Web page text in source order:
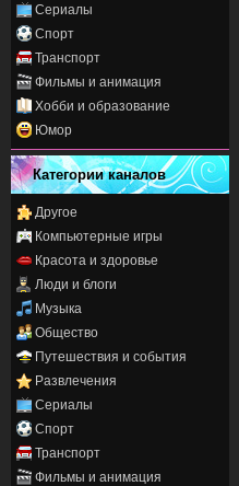
Сериалы
Спорт
Транспорт
Фильмы и анимация
Хобби и образование
Юмор
Категории каналов
Другое
Компьютерные игры
Красота и здоровье
Люди и блоги
Музыка
Общество
Путешествия и события
Развлечения
Сериалы
Спорт
Транспорт
Фильмы и анимация